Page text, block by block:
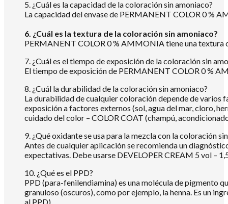
5. ¿Cuál es la capacidad de la coloración sin amoniaco?
La capacidad del envase de PERMANENT COLOR 0 %
6. ¿Cuál es la textura de la coloración sin amoniaco?
PERMANENT COLOR 0 % AMMONIA tiene una textura
7. ¿Cuál es el tiempo de exposición de la coloración sin
El tiempo de exposición de PERMANENT COLOR 0 %
8. ¿Cuál la durabilidad de la coloración sin amoniaco?
La durabilidad de cualquier coloración depende de
exposición a factores externos (sol, agua del mar, cloro,
cuidado del color – COLOR COAT (champú,
9. ¿Qué oxidante se usa para la mezcla con la coloración
Antes de cualquier aplicación se recomienda un
expectativas. Debe usarse DEVELOPER CREAM 5 vol –
10. ¿Qué es el PPD?
PPD (para-fenilendiamina) es una molécula de pigmento
granuloso (oscuros), como por ejemplo, la henna. Es un
al PPD).